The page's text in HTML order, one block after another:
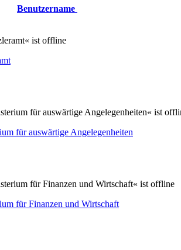
Benutzername
für auswärtige Angelegenheiten
für Finanzen und Wirtschaft